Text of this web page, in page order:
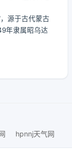
源于古代蒙古
年隶属昭乌达
hpnnj天气网